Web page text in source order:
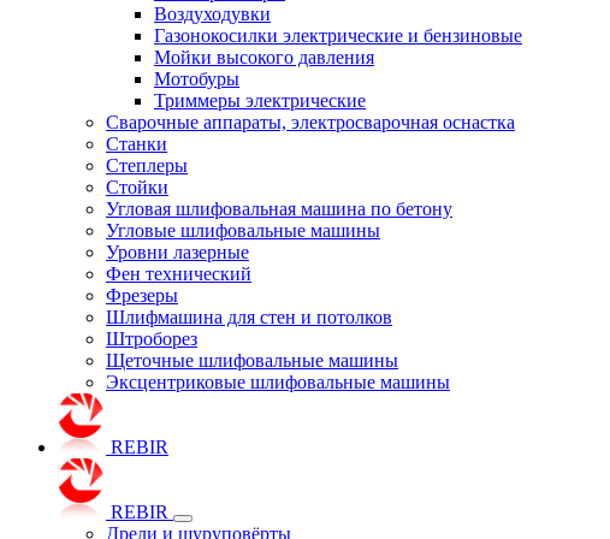
Воздуходувки
Газонокосилки электрические и бензиновые
Мойки высокого давления
Мотобуры
Триммеры электрические
Сварочные аппараты, электросварочная оснастка
Станки
Степлеры
Стойки
Угловая шлифовальная машина по бетону
Угловые шлифовальные машины
Уровни лазерные
Фен технический
Фрезеры
Шлифмашина для стен и потолков
Штроборез
Щеточные шлифовальные машины
Эксцентриковые шлифовальные машины
REBIR
REBIR
Дрели и шуруповёрты